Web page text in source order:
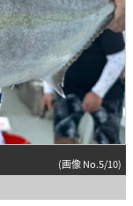
(画像 No.5/10)